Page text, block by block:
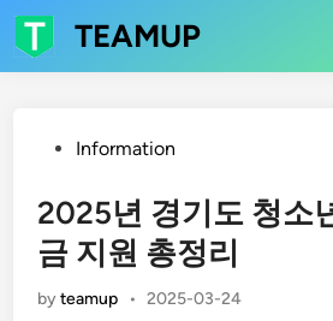
Skip
to
content
TEAMUP
PostedInformation
2025년 경기도 청소
금 지원 총정리
byteamup • 2025-03-24